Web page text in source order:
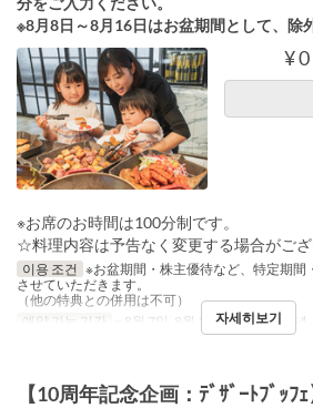
※8月8日～8月16日はお盆期間として、除
¥ 0
※お席のお時間は100分制です。
☆料理内容は予告なく変更する場合がござ
이용 조건 ※お盆期間・株主優待など、特定期間
させていただきます。
（他の特典との併用は不可）
예약 가능 기간
~ 8월 7일, 8월 17일 ~ 식사 저녁
자세히보기
【10周年記念企画：ﾃﾞｻﾞｰﾄﾌﾞｯﾌｪ